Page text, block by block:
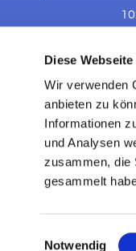
Diese
Wir verwenden
anbieten zu
Informationen
und Analysen
zusammen, die
gesammelt
Notwendig